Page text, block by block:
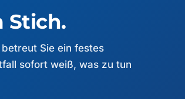
Stich.
Sie ein festes
sofort weiß, was zu tun